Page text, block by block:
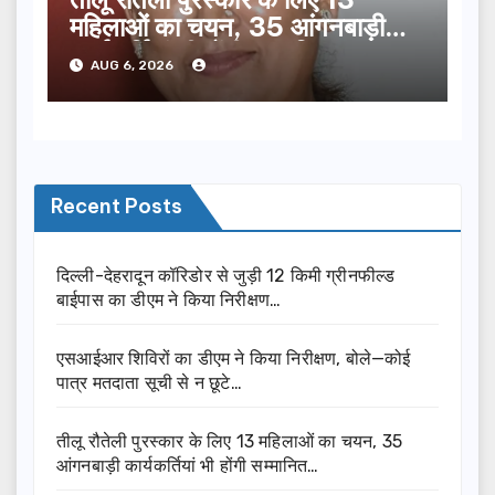
महिलाओं का चयन, 35 आंगनबाड़ी
कार्यकर्तियां भी होंगी सम्मानित…
AUG 6, 2026
Recent Posts
दिल्ली-देहरादून कॉरिडोर से जुड़ी 12 किमी ग्रीनफील्ड
बाईपास का डीएम ने किया निरीक्षण…
एसआईआर शिविरों का डीएम ने किया निरीक्षण, बोले—कोई
पात्र मतदाता सूची से न छूटे…
तीलू रौतेली पुरस्कार के लिए 13 महिलाओं का चयन, 35
आंगनबाड़ी कार्यकर्तियां भी होंगी सम्मानित…